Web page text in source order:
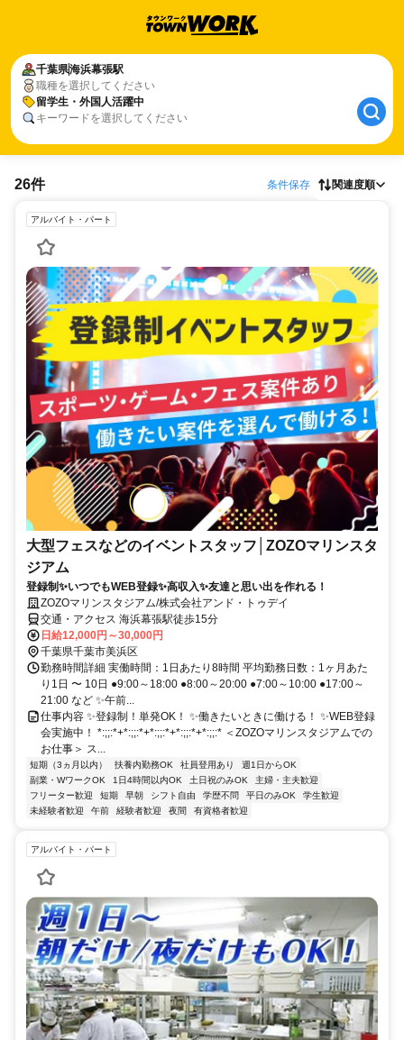
千葉県海浜幕張駅
職種を選択してください
留学生・外国人活躍中
キーワードを選択してください
26件 条件保存 関連度順
アルバイト・パート
大型フェスなどのイベントスタッフ│ZOZOマリンスタ
ジアム
登録制✨いつでもWEB登録✨高収入✨友達と思い出を作れる！
ZOZOマリンスタジアム/株式会社アンド・トゥデイ
交通・アクセス 海浜幕張駅徒歩15分
日給12,000円～30,000円
千葉県千葉市美浜区
勤務時間詳細 実働時間：1日あたり8時間 平均勤務日数：1ヶ月あた
り1日 〜 10日 ●9:00～18:00 ●8:00～20:00 ●7:00～10:00 ●17:00～
21:00 など ✨午前...
仕事内容 ✨登録制！単発OK！ ✨働きたいときに働ける！ ✨WEB登録
会実施中！ *:;;:*+*:;;:*+*:;;:*+*:;;:*+*:;;:* ＜ZOZOマリンスタジアムでの
お仕事＞ ス...
短期（3ヵ月以内） 扶養内勤務OK 社員登用あり
週1日からOK
副業・WワークOK
1日4時間以内OK 土日祝のみOK
主婦・主夫歓迎
フリーター歓迎
短期 早朝 シフト自由 学歴不問 平日のみOK
学生歓迎
未経験者歓迎
午前 経験者歓迎 夜間 有資格者歓迎
アルバイト・パート